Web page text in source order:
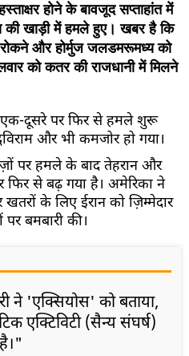
होने के बावजूद सप्ताहांत में
की खाड़ी में हमले हुए। खबर है कि
और होर्मुज जलडमरूमध्य को
को कतर की राजधानी में मिलने
एक-दूसरे पर फिर से हमले शुरू
और भी कमजोर हो गया।
पर हमले के बाद तेहरान और
फिर से बढ़ गया है। अमेरिका ने
खतरों के लिए ईरान को ज़िम्मेदार
बमबारी की।
ने 'एक्सियोस' को बताया,
एक्टिविटी (सैन्य संघर्ष)